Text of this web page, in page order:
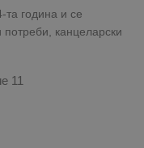
година и се
канцеларски
11